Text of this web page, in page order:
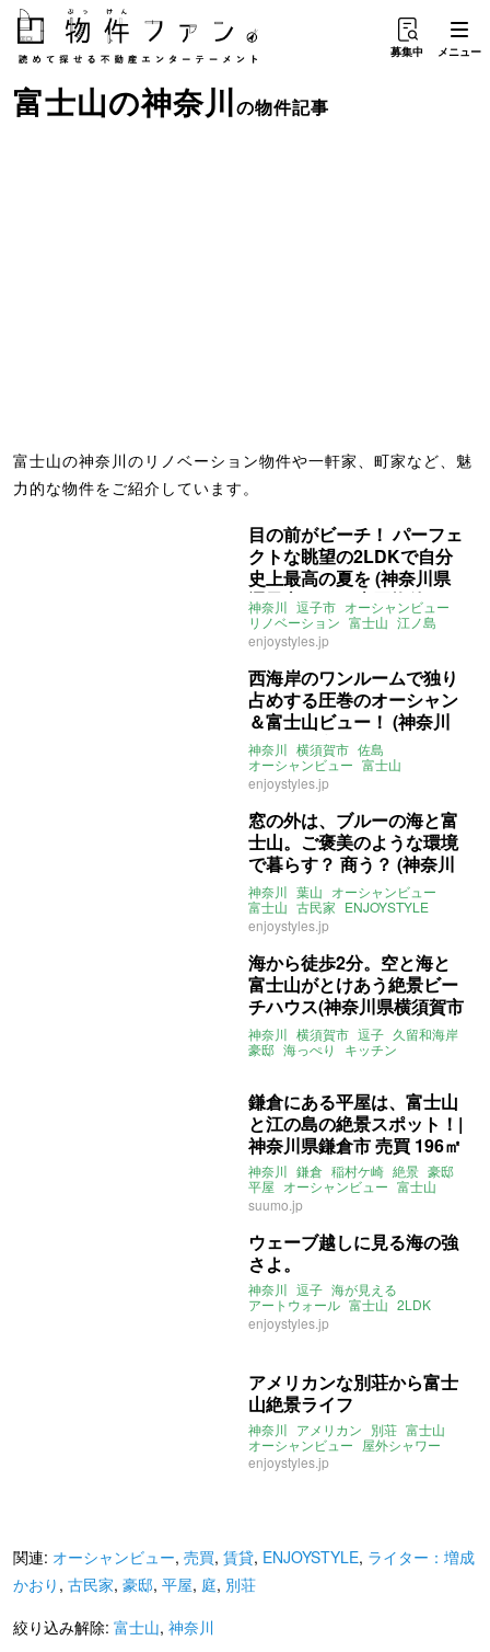
募集中 メニュー
富士山の神奈川の物件記事
富士山の神奈川のリノベーション物件や一軒家、町家など、魅
力的な物件をご紹介しています。
目の前がビーチ！ パーフェ
クトな眺望の2LDKで自分
史上最高の夏を (神奈川県
逗子市60㎡の売買物件)
神奈川 逗子市 オーシャンビュー
リノベーション 富士山 江ノ島
逗子海岸 売買
enjoystyles.jp
西海岸のワンルームで独り
占めする圧巻のオーシャン
＆富士山ビュー！ (神奈川
県横須賀市37㎡の売買物
件)
神奈川 横須賀市 佐島
オーシャンビュー 富士山
リノベーション
ENJOYSTYLE
enjoystyles.jp
窓の外は、ブルーの海と富
士山。ご褒美のような環境
で暮らす？ 商う？ (神奈川
県三浦郡73㎡の賃貸物件)
神奈川 葉山 オーシャンビュー
富士山 古民家 ENJOYSTYLE
賃貸
enjoystyles.jp
海から徒歩2分。空と海と
富士山がとけあう絶景ビー
チハウス(神奈川県横須賀市
180㎡の売買物件)
神奈川 横須賀市 逗子 久留和海岸
豪邸 海っぺり
キッチン
売買
鎌倉にある平屋は、富士山
と江の島の絶景スポット！|
神奈川県鎌倉市 売買 196㎡
神奈川 鎌倉 稲村ケ崎 絶景 豪邸
平屋 オーシャンビュー 富士山
家庭菜園
suumo.jp
ウェーブ越しに見る海の強
さよ。
神奈川 逗子 海が見える
アートウォール 富士山 2LDK
ENJOYSTYLE
enjoystyles.jp
アメリカンな別荘から富士
山絶景ライフ
神奈川 アメリカン 別荘 富士山
オーシャンビュー 屋外シャワー
enjoystyles.jp
関連: オーシャンビュー, 売買, 賃貸, ENJOYSTYLE, ライター：増成
かおり , 古民家, 豪邸, 平屋, 庭, 別荘
絞り込み解除: 富士山, 神奈川